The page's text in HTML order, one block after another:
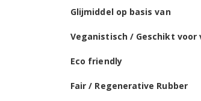
Glijmiddel op basis van
Veganistisch / Geschikt voor
Eco friendly
Fair / Regenerative Rubber